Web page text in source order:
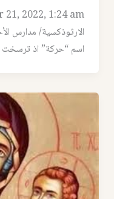
الارثوذكسية/ مدارس
اسم “حركة” اذ ترسخت